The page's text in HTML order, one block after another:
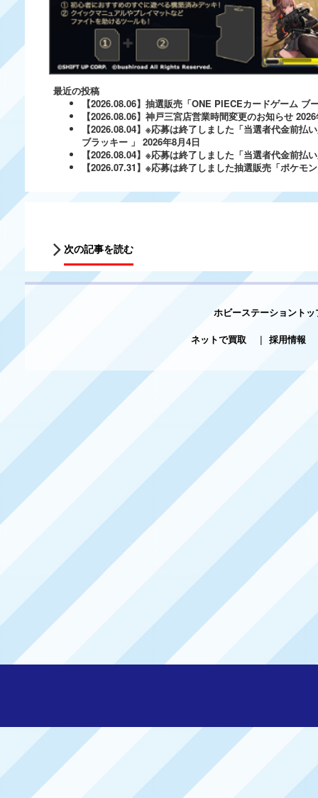
最近の投稿
【2026.08.06】抽選販売「ONE PIECEカードゲーム ブ
【2026.08.06】神戸三宮店営業時間変更のお知らせ
【2026.08.04】※応募は終了しました「当選者代金前
ブラッキー 」 2026年8月4日
【2026.08.04】※応募は終了しました「当選者代金前
【2026.07.31】※応募は終了しました抽選販売「ポケ
次の記事を読む
ホビーステーショントッ
ネットで買取
| 採用情報